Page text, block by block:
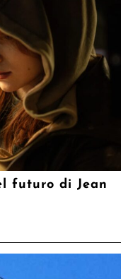
futuro di Jean